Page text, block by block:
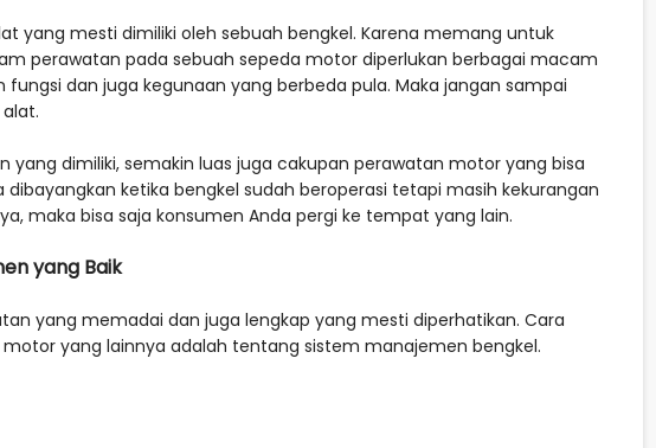
yang mesti dimiliki oleh sebuah bengkel. Karena memang untuk
perawatan pada sebuah sepeda motor diperlukan berbagai macam
dan juga kegunaan yang berbeda pula. Maka jangan sampai
yang dimiliki, semakin luas juga cakupan perawatan motor yang bisa
dibayangkan ketika bengkel sudah beroperasi tetapi masih kekurangan
maka bisa saja konsumen Anda pergi ke tempat yang lain.
yang Baik
yang memadai dan juga lengkap yang mesti diperhatikan. Cara
yang lainnya adalah tentang sistem manajemen bengkel.